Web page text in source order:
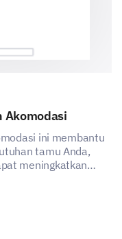
Akomodasi
ini membantu
tamu Anda,
meningkatkan